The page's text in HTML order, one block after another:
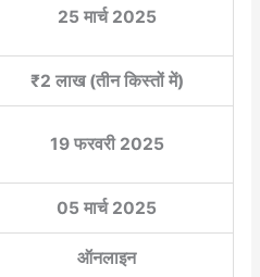
25 मार्च 2025
₹2 लाख (तीन किस्तों में)
19 फरवरी 2025
05 मार्च 2025
ऑनलाइन